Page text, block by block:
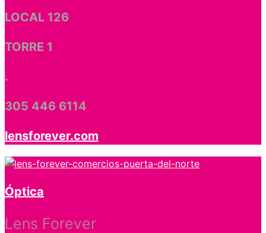
LOCAL 126
TORRE 1
.
305 446 6114
lensforever.com
Óptica
Lens Forever